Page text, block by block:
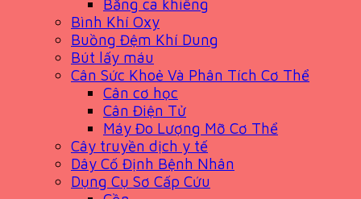
Băng ca khiêng
Bình Khí Oxy
Buồng Đệm Khí Dung
Bút lấy máu
Cân Sức Khoẻ Và Phân Tích Cơ Thể
Cân cơ học
Cân Điện Tử
Máy Đo Lượng Mỡ Cơ Thể
Cây truyền dịch y tế
Dây Cố Định Bệnh Nhân
Dụng Cụ Sơ Cấp Cứu